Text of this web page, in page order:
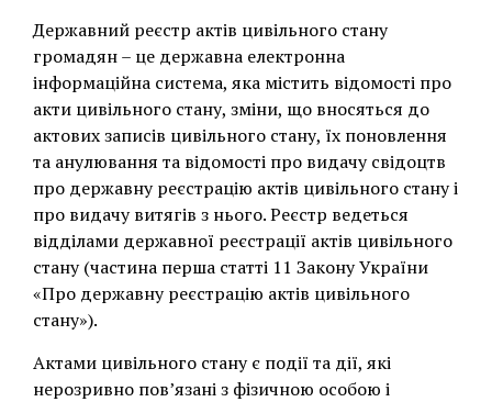
Державний реєстр актів цивільного стану
громадян – це державна електронна
інформаційна система, яка містить відомості про
акти цивільного стану, зміни, що вносяться до
актових записів цивільного стану, їх поновлення
та анулювання та відомості про видачу свідоцтв
про державну реєстрацію актів цивільного стану і
про видачу витягів з нього. Реєстр ведеться
відділами державної реєстрації актів цивільного
стану (частина перша статті 11 Закону України
«Про державну реєстрацію актів цивільного
стану»).
Актами цивільного стану є події та дії, які
нерозривно пов’язані з фізичною особою і